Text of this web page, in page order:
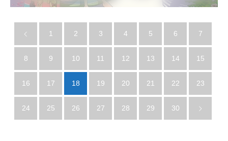
1 2 3 4 5 6 7
8 9 10 11 12 13 14 15
16 17 18 19 20 21 22 23
24 25 26 27 28 29 30